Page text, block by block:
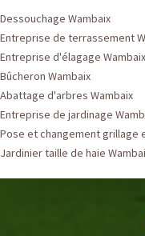
Dessouchage Wambaix
Entreprise de terrassement
Entreprise d'élagage Wambaix
Bûcheron Wambaix
Abattage d'arbres Wambaix
Entreprise de jardinage
Pose et changement grillage
Jardinier taille de haie